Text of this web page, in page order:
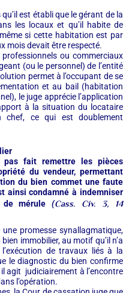
est établi que le gérant de la
les locaux et qu’il habite de
si cette habitation est par
mois devait être respecté.
ou commerciaux
(ou le personnel) de l’entité
permet à l’occupant de se
et au bail (habitation
le juge apprécie l’application
à la situation du locataire
chef, ce qui est doublement
pas fait remettre les pièces
du vendeur, permettant
du bien commet une faute
ainsi condamné à indemniser
de mérule(Cass. Civ. 3, 14
promesse synallagmatique,
immobilier, au motif qu’il n’a
de travaux liés à la
le diagnostic du bien confirme
il agit judiciairement à l’encontre
l’opération.